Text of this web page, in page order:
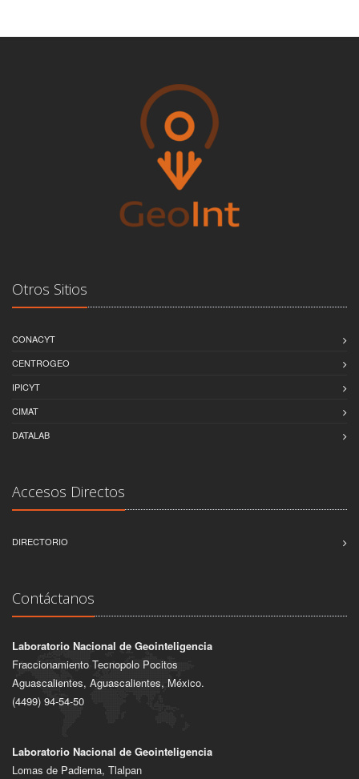
Otros Sitios
CONACYT
CENTROGEO
IPICYT
CIMAT
DATALAB
Accesos Directos
DIRECTORIO
Contáctanos
Laboratorio Nacional de Geointeligencia
Fraccionamiento Tecnopolo Pocitos
Aguascalientes, Aguascalientes, México.
(4499) 94-54-50
Laboratorio Nacional de Geointeligencia
Lomas de Padierna, Tlalpan